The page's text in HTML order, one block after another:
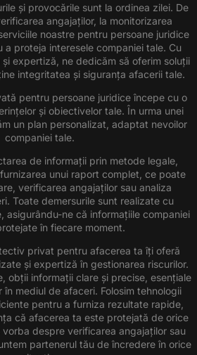
și provocările sunt la ordinea zilei. De
angajaților, la monitorizarea
noastre pentru persoane juridice
proteja interesele companiei tale. Cu
expertiză, ne dedicăm să oferim soluții
integritatea și siguranța afacerii tale.
pentru persoane juridice începe cu o
și obiectivelor tale. În urma unei
un plan personalizat, adaptat nevoilor
companiei tale.
de informații prin metode legale,
unui raport complet, ce poate
verificarea angajaților sau analiza
Toate demersurile sunt realizate cu
asigurându-ne că informațiile companiei
în fiecare moment.
privat pentru afacerea ta îți oferă
și expertiză în gestionarea riscurilor.
obții informații clare și precise, esențiale
mediul de afaceri. Folosim tehnologii
pentru a furniza rezultate rapide,
că afacerea ta este protejată de orice
despre verificarea angajaților sau
partenerul tău de încredere în orice